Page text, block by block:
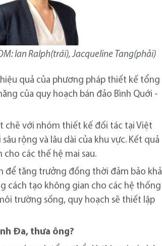
Ian Ralph(trái), Jacqueline Tang(phải)
quả của phương pháp thiết kế tổng
của quy hoạch bán đảo Bình Quới -
chẽ với nhóm thiết kế đối tác tại Việt
rộng và lâu dài của khu vực. Kết quả
các thế hệ mai sau.
để tăng trưởng đồng thời đảm bảo khả
cách tạo không gian cho các hệ thống
trường sống, quy hoạch sẽ thiết lập
Đa, thưa ông?